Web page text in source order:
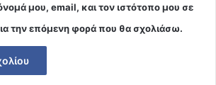
μου, email, και τον ιστότοπο μου σε
την επόμενη φορά που θα σχολιάσω.